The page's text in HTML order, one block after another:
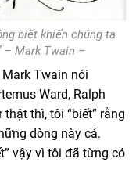
biết khiến chúng ta
– Mark Twain –
Twain nói
Ward, Ralph
thì, tôi “biết” rằng
dòng này cả.
vậy vì tôi đã từng có